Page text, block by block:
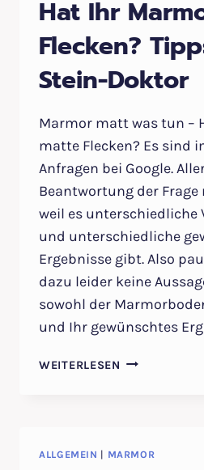
Hat Ihr
Flecken?
Stein-Doktor
Marmor matt was tun –
matte Flecken? Es sind
Anfragen bei Google.
Beantwortung der
weil es unterschiedliche
und unterschiedliche
Ergebnisse gibt. Also
dazu leider keine
sowohl der
und Ihr gewünschtes
WEITERLESEN MARMOR
HAT
ALLGEMEIN | MARMOR